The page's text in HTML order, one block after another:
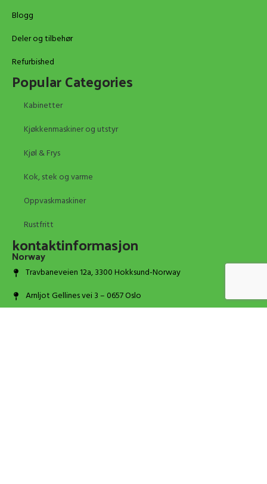
Blogg
Deler og tilbehør
Refurbished
Popular Categories
Kabinetter
Kjøkkenmaskiner og utstyr
Kjøl & Frys
Kok, stek og varme
Oppvaskmaskiner
Rustfritt
kontaktinformasjon
Norway
Travbaneveien 12a, 3300 Hokksund-Norway
Arnljot Gellines vei 3 – 0657 Oslo